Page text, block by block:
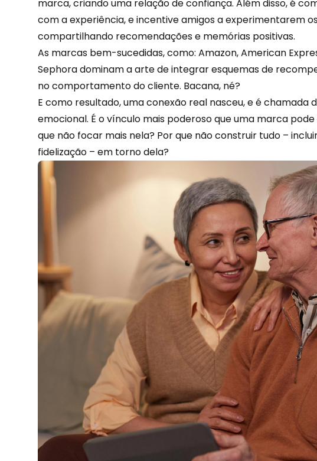
marca, criando uma relação de confiança. Além disso, é
com a experiência, e incentive amigos a experimentarem
compartilhando recomendações e memórias positivas.
As marcas bem-sucedidas, como: Amazon, American
Sephora dominam a arte de integrar esquemas de
no comportamento do cliente. Bacana, né?
E como resultado, uma conexão real nasceu, e é chamada
emocional. É o vínculo mais poderoso que uma marca
que não focar mais nela? Por que não construir tudo –
fidelização – em torno dela?